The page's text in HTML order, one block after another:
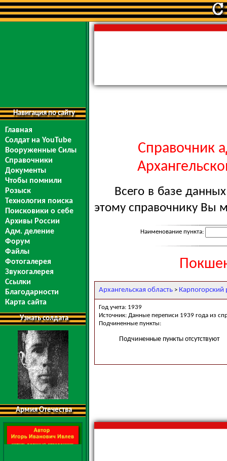
Навигация по сайту
Главная
Солдат на YouTube
Вооруженные Силы
Справочники
Документы
Чтобы помнили
Розыск
Технология поиска
Поисковики о себе
Архивы России
Адм. деление
Форум
Файлы
Фотогалерея
Звукогалерея
Ссылки
Благодарности
Карта сайта
Узнать солдата
Армия Отечества
Справочник
Всего в базе
этому справочнику Вы
Наименование пункта:
Архангельская область > Карпогорский
Год учета: 1939
Источник: Данные переписи 1939 года из
Подчиненные пункты:
Подчиненные пункты отсутствуют